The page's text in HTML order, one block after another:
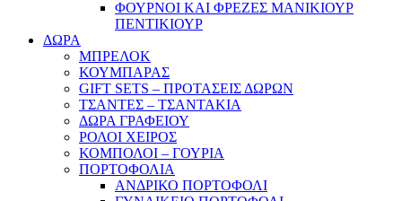
ΦΟΥΡΝΟΙ ΚΑΙ ΦΡΕΖΕΣ ΜΑΝΙΚΙΟΥΡ
ΠΕΝΤΙΚΙΟΥΡ
ΔΩΡΑ
ΜΠΡΕΛΟΚ
ΚΟΥΜΠΑΡΑΣ
GIFT SETS – ΠΡΟΤΑΣΕΙΣ ΔΩΡΩΝ
ΤΣΑΝΤΕΣ – ΤΣΑΝΤΑΚΙΑ
ΔΩΡΑ ΓΡΑΦΕΙΟΥ
ΡΟΛΟΙ ΧΕΙΡΟΣ
ΚΟΜΠΟΛΟΙ – ΓΟΥΡΙΑ
ΠΟΡΤΟΦΟΛΙΑ
ΑΝΔΡΙΚΟ ΠΟΡΤΟΦΟΛΙ